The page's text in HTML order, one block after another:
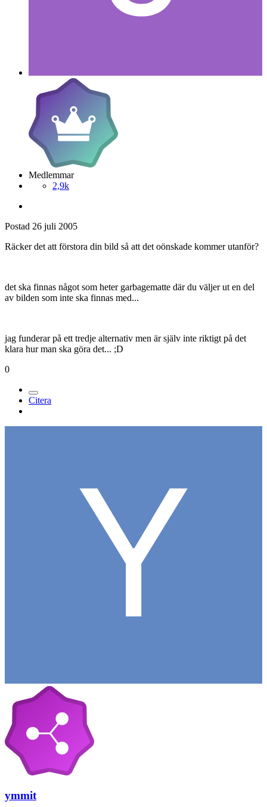
Medlemmar
2,9k
Postad 26 juli 2005
Räcker det att förstora din bild så att det oönskade kommer utanför?
det ska finnas något som heter garbagematte där du väljer ut en del
av bilden som inte ska finnas med...
jag funderar på ett tredje alternativ men är själv inte riktigt på det
klara hur man ska göra det... ;D
0
Citera
ymmit